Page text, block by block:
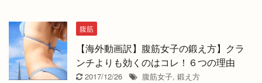
腹筋
【海外動画訳】腹筋女子の鍛え方】クラ
ンチよりも効くのはコレ！６つの理由
2017/12/26 腹筋女子, 鍛え方